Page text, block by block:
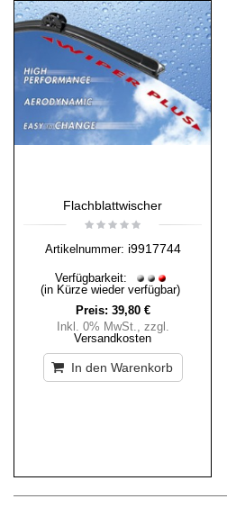
Flachblattwischer
Artikelnummer: i9917744
Verfügbarkeit:
(in Kürze wieder verfügbar)
Preis: 39,80 €
Inkl. 0% MwSt., zzgl.
Versandkosten
In den Warenkorb